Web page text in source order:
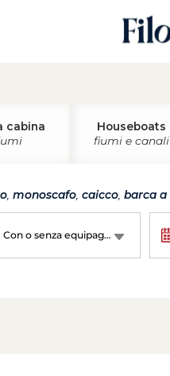
cabina
Houseboats
fiumi e canali
monoscafo caicco barca
Con o senza equipaggio?